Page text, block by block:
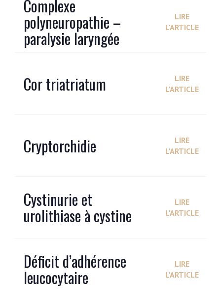
Complexe
polyneuropathie –
paralysie laryngée
LIRE
L'ARTICLE
Cor triatriatum
LIRE
L'ARTICLE
Cryptorchidie
LIRE
L'ARTICLE
Cystinurie et
urolithiase à cystine
LIRE
L'ARTICLE
Déficit d’adhérence
leucocytaire
LIRE
L'ARTICLE